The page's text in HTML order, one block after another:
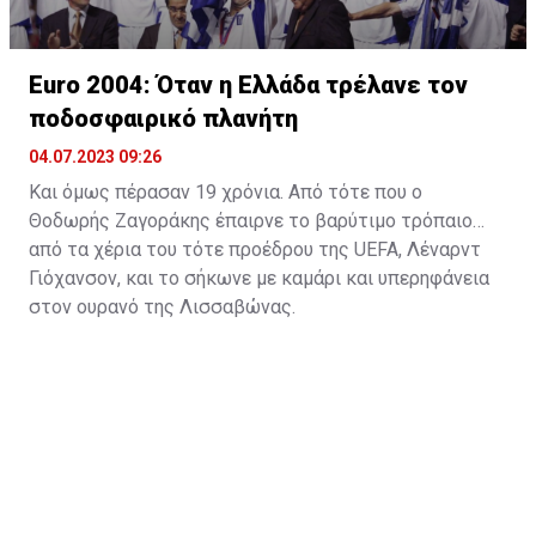
Euro 2004: Όταν η Ελλάδα τρέλανε τον
ποδοσφαιρικό πλανήτη
04.07.2023 09:26
Kαι όμως πέρασαν 19 χρόνια. Από τότε που ο
Θοδωρής Ζαγοράκης έπαιρνε το βαρύτιμο τρόπαιο
από τα χέρια του τότε προέδρου της UEFA, Λέναρντ
Γιόχανσον, και το σήκωνε με καμάρι και υπερηφάνεια
στον ουρανό της Λισσαβώνας.